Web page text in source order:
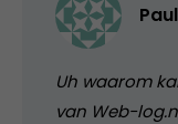
Uh waarom
van Web-